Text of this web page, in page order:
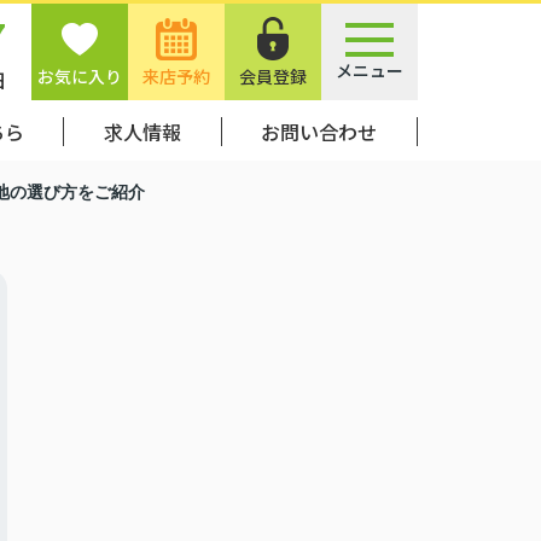
お気に入り 来店予約 会員登録 メニュー
求人情報 お問い合わせ
の選び方をご紹介